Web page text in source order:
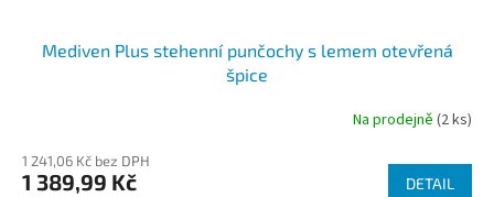
Mediven Plus stehenní punčochy s lemem otevřená
špice
Na prodejně (2 ks)
1 241,06 Kč bez DPH
1 389,99 Kč DETAIL